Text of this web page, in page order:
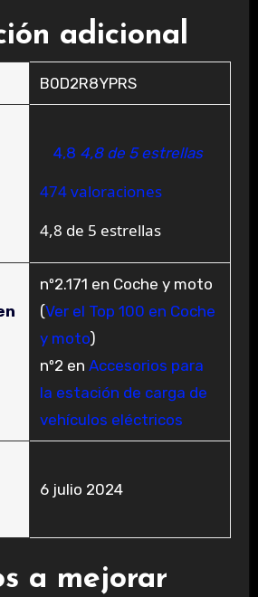
adicional
B0D2R8YPRS
4,8 4,8 de 5 estrellas
474 valoraciones
4,8 de 5 estrellas
nº2.171 en Coche y moto
(Ver el Top 100 en Coche
y moto)
nº2 en Accesorios para
la estación de carga de
vehículos eléctricos
6 julio 2024
a mejorar